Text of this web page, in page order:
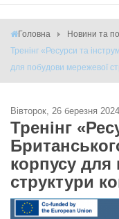
Головна
Новини та
Тренінг «Ресурси та
для побудови мережевої
Вівторок, 26 березня
Тренінг
корпусу
структури